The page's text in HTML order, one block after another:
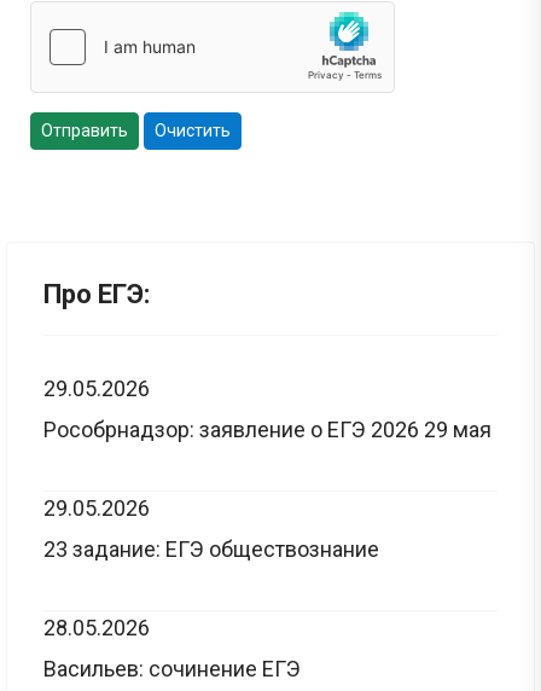
Отправить Очистить
Про ЕГЭ:
29.05.2026
Рособрнадзор: заявление о ЕГЭ 2026 29 мая
29.05.2026
23 задание: ЕГЭ обществознание
28.05.2026
Васильев: сочинение ЕГЭ